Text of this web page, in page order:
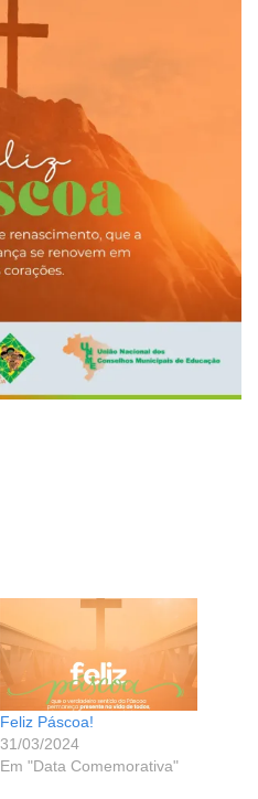
Feliz Páscoa!
31/03/2024
Em "Data Comemorativa"